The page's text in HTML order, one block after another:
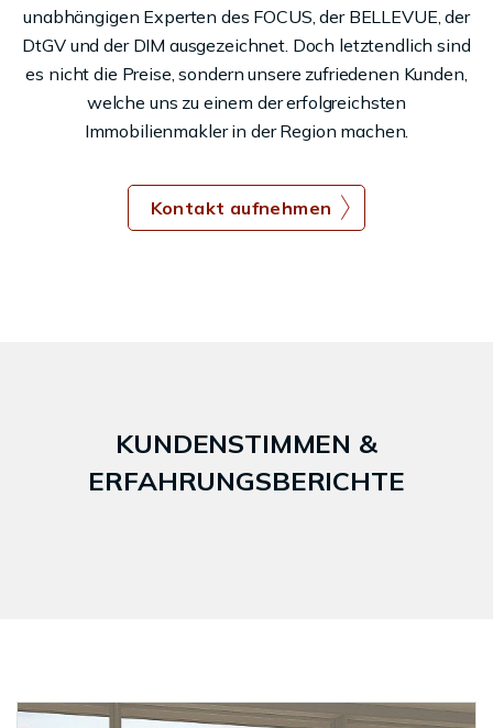
unabhängigen Experten des FOCUS, der BELLEVUE, der
DtGV und der DIM ausgezeichnet. Doch letztendlich sind
es nicht die Preise, sondern unsere zufriedenen Kunden,
welche uns zu einem der erfolgreichsten
Immobilienmakler in der Region machen.
Kontakt aufnehmen
KUNDENSTIMMEN &
ERFAHRUNGSBERICHTE